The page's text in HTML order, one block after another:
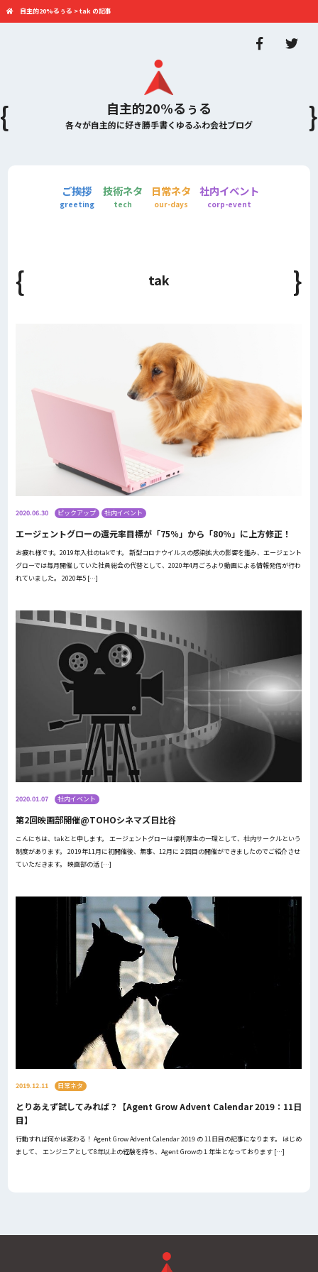
自主的20%るぅる
各々が自主的に好き勝手書くゆるふわ会社ブログ
自主的20%るぅる >tak の記事
ご挨拶
greeting
技術ネタ
tech
日常ネタ
our-days
社内イベント
corp-event
tak
2020.06.30 ピックアップ 社内イベント
エージェントグローの還元率目標が「75％」から「80％」に上方修正！
お疲れ様です。2019年入社のtakです。 新型コロナウイルスの感染拡大の影響を鑑み、エージェント
グローでは毎月開催していた社員総会の代替として、2020年4月ごろより動画による情報発信が行わ
れていました。 2020年5 […]
2020.01.07 社内イベント
第2回映画部開催@TOHOシネマズ日比谷
こんにちは、takとと申します。 エージェントグローは福利厚生の一環として、社内サークルという
制度があります。 2019年11月に初開催後、無事、12月に２回目の開催ができましたのでご紹介させ
ていただきます。 映画部の活 […]
2019.12.11 日常ネタ
とりあえず試してみれば？【Agent Grow Advent Calendar 2019：11日
目】
行動すれば何かは変わる！ Agent Grow Advent Calendar 2019 の 11日目の記事になります。 はじめ
まして、 エンジニアとして8年以上の経験を持ち、Agent Growの１年生となっております […]